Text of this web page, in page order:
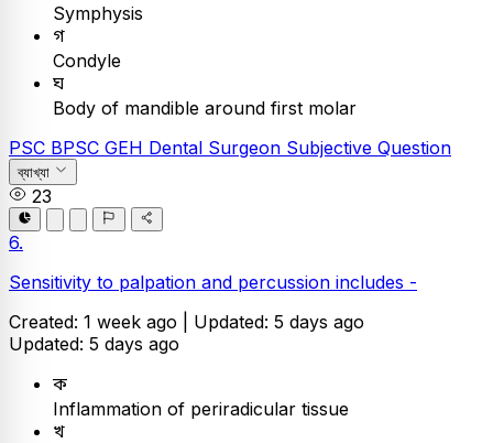
Symphysis
গ
Condyle
ঘ
Body of mandible around first molar
PSC BPSC GEH Dental Surgeon Subjective Question
ব্যাখ্যা
23
6.
Sensitivity to palpation and percussion includes -
Created: 1 week ago | Updated: 5 days ago
Updated: 5 days ago
ক
Inflammation of periradicular tissue
খ